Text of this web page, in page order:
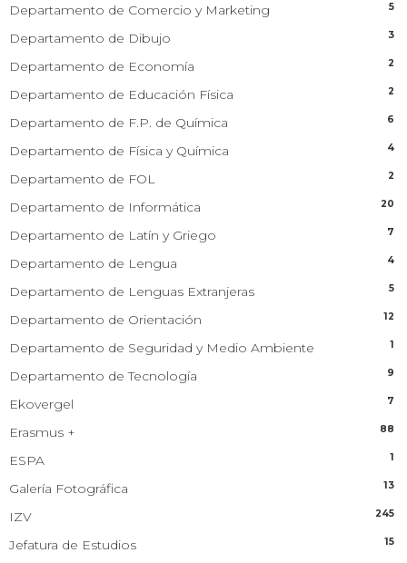
Departamento de Comercio y Marketing 5
Departamento de Dibujo 3
Departamento de Economía 2
Departamento de Educación Física 2
Departamento de F.P. de Química 6
Departamento de Física y Química 4
Departamento de FOL 2
Departamento de Informática 20
Departamento de Latín y Griego 7
Departamento de Lengua 4
Departamento de Lenguas Extranjeras 5
Departamento de Orientación 12
Departamento de Seguridad y Medio Ambiente 1
Departamento de Tecnología 9
Ekovergel 7
Erasmus + 88
ESPA 1
Galería Fotográfica 13
IZV 245
Jefatura de Estudios 15